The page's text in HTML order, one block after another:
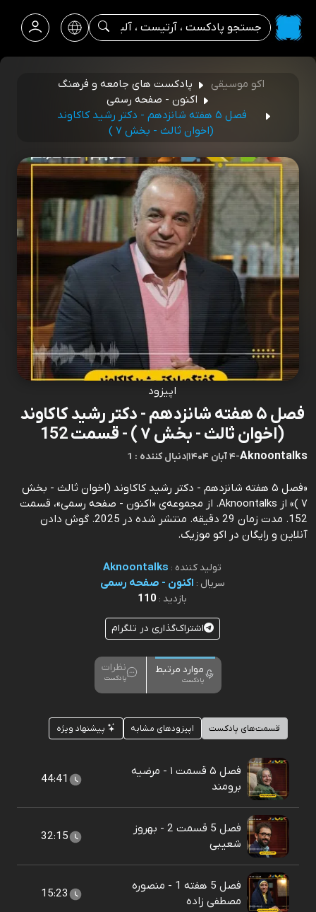
اکو موسیقی
پادکست های جامعه و فرهنگ
اکنون - صفحه رسمی
فصل ۵ هفته شانزدهم - دکتر رشید کاکاوند
(اخوان ثالث - بخش ۷ )
اپیزود
فصل ۵ هفته شانزدهم - دکتر رشید کاکاوند
(اخوان ثالث - بخش ۷ ) - قسمت 152
Aknoontalks
-۴ آبان ۱۴۰۴ |1 : دنبال کننده
«فصل ۵ هفته شانزدهم - دکتر رشید کاکاوند (اخوان ثالث - بخش
۷ )» از Aknoontalks. از مجموعه‌ی «اکنون - صفحه رسمی»، قسمت
152. مدت زمان 29 دقیقه. منتشر شده در 2025. گوش دادن
آنلاین و رایگان در اکو موزیک.
تولید کننده : Aknoontalks
سریال : اکنون - صفحه رسمی
بازدید : 110
اشتراک‌گذاری در تلگرام
موارد مرتبط
پادکست
نظرات
پادکست
قسمت‌های پادکست اپیزودهای مشابه پیشنهاد ویژه
فصل ۵ قسمت ۱ - مرضیه
برومند
44:41
فصل 5 قسمت 2 - بهروز
شعیبی
32:15
فصل 5 هفته 1 - منصوره
مصطفی زاده
15:23